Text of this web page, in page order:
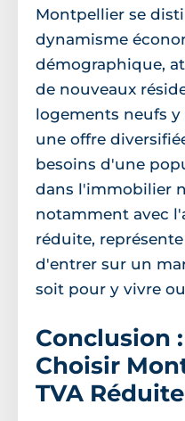
Montpellier se
dynamisme
démographique,
de nouveaux
logements neufs
une offre
besoins d'une
dans l'immobilier
notamment avec
réduite,
d'entrer sur un
soit pour y vivre
Conclusion
Choisir
TVA Réduite